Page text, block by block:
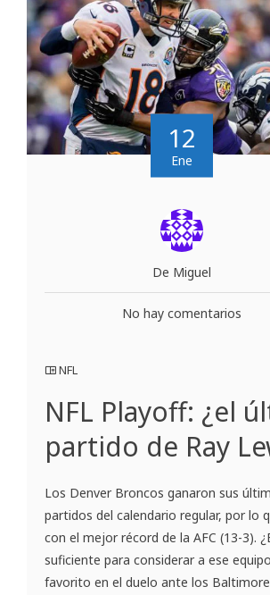
12
Ene
De Miguel
No hay comentarios
NFL
NFL Playoff: ¿el
partido de Ray
Los Denver Broncos ganaron sus
partidos del calendario regular, por lo
con el mejor récord de la AFC (13-3).
suficiente para considerar a ese
favorito en el duelo ante los Baltimore